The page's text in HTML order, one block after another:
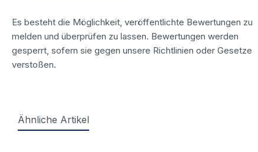
Es besteht die Möglichkeit, veröffentlichte Bewertungen zu
melden und überprüfen zu lassen. Bewertungen werden
gesperrt, sofern sie gegen unsere Richtlinien oder Gesetze
verstoßen.
Ähnliche Artikel